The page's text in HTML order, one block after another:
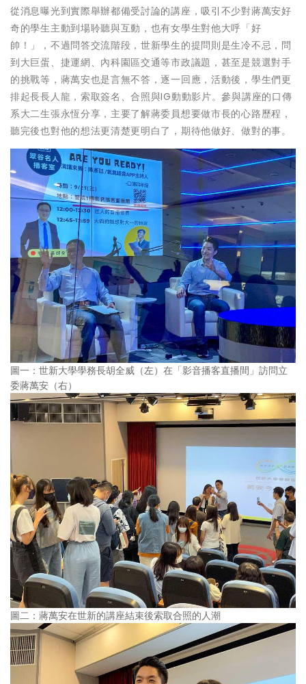
從消息曝光到實際舉辦都備受討論的講座，吸引不少對蔣萬安好
奇的學生主動到場聆聽與互動，也有女學生對他大呼「好
帥！」，不過問答交流階段，世新學生的提問則是生冷不忌，問
到大巨蛋、捷運網、內科園區交通等市政議題，甚至是競選對手
的挑戰等，蔣萬安也是言無不答，逐一回應，活動後，學生們更
排起長長人龍，索取簽名、合照與IG動動影片。參與講座的口傳
系大二生張永恆分享，主要了解蔣委員想要做市長的心路歷程，
聽完後也對他的想法更清楚更明白了，期待他做好、做對的事。
圖一：世新大學學務長胡全威（左）在「影音播客直播間」訪問立
委蔣萬安（右）
圖二：蔣萬安在世新的講座結束後索取合照的人潮